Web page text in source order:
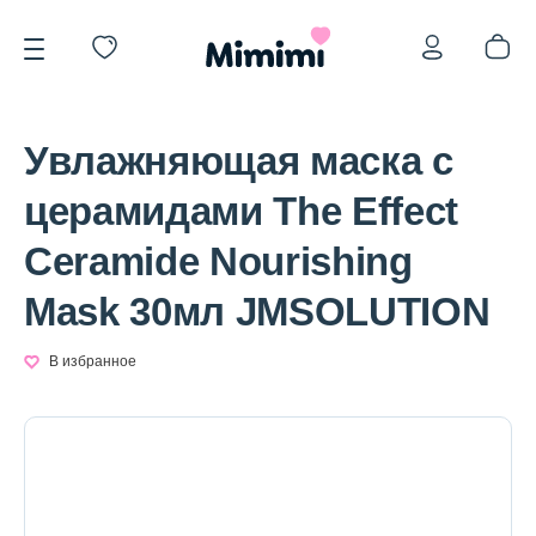
*OVERSTOCK -30%
Уход за лицом
Увлажняющая маска с
церамидами The Effect
Ceramide Nourishing
Mask 30мл JMSOLUTION
В избранное